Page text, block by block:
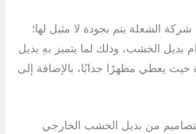
الشعلة يتم بجودة لا مثيل لها؛
بديل الخشب، وذلك لما يتميز بهِ بديل
يعطي مظهرًا جذابًا، بالإضافة إلى
من بديل الخشب الخارجي